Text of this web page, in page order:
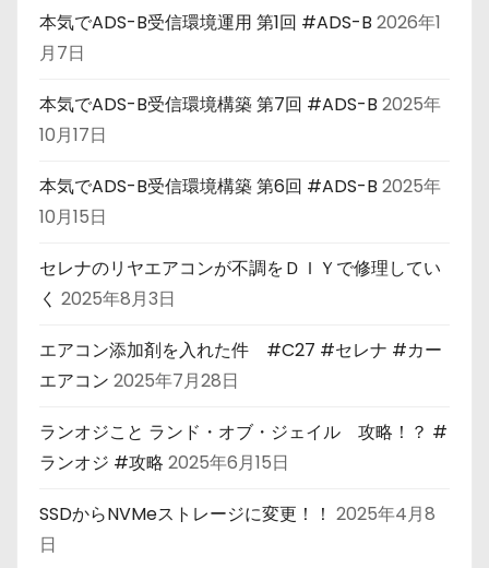
本気でADS-B受信環境運用 第1回 #ADS-B 2026年1
月7日
本気でADS-B受信環境構築 第7回 #ADS-B 2025年
10月17日
本気でADS-B受信環境構築 第6回 #ADS-B 2025年
10月15日
セレナのリヤエアコンが不調をＤＩＹで修理してい
く 2025年8月3日
エアコン添加剤を入れた件 #C27 #セレナ #カー
エアコン 2025年7月28日
ランオジこと ランド・オブ・ジェイル 攻略！？ #
ランオジ #攻略 2025年6月15日
SSDからNVMeストレージに変更！！ 2025年4月8
日